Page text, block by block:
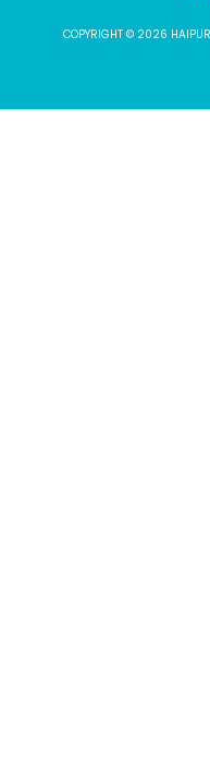
COPYRIGHT © 2026